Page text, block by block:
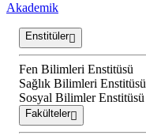
Akademik
Enstitüler
Fen Bilimleri Enstitüsü
Sağlık Bilimleri Enstitüsü
Sosyal Bilimler Enstitüsü
Fakülteler